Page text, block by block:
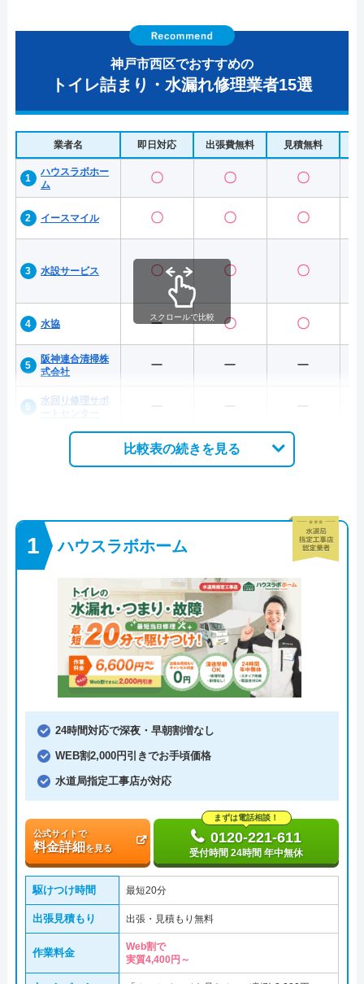
神戸市西区でおすすめの
トイレ詰まり・水漏れ修理業者15選
業者名 即日対応 出張費無料 見積無料
ハウスラボホー
ム
〇 〇 〇
イースマイル 〇 〇 〇
水設サービス 〇 〇 〇
水協 ー 〇 〇
阪神連合清掃株
式会社
ー ー ー
水回り修理サポ
スクロールで比較
比較表の続きを見る
ハウスラボホーム
24時間対応で深夜・早朝割増なし
WEB割2,000円引きでお手頃価格
水道局指定工事店が対応
公式サイトで
料金詳細を見る
まずは電話相談！
0120-221-611
受付時間 24時間 年中無休
駆けつけ時間 最短20分
出張見積もり 出張・見積もり無料
作業料金
Web割で
実質4,400円～